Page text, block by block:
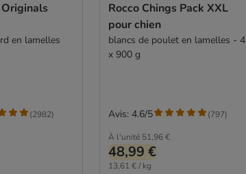
en lamelles
(2982)
Rocco Chings Pack XXL
pour chien
blancs de poulet en lamelles - 4
x 900 g
À l'unité 51,96 €
48,99 €
13,61 € / kg
Avis: 4.6/5 (797)